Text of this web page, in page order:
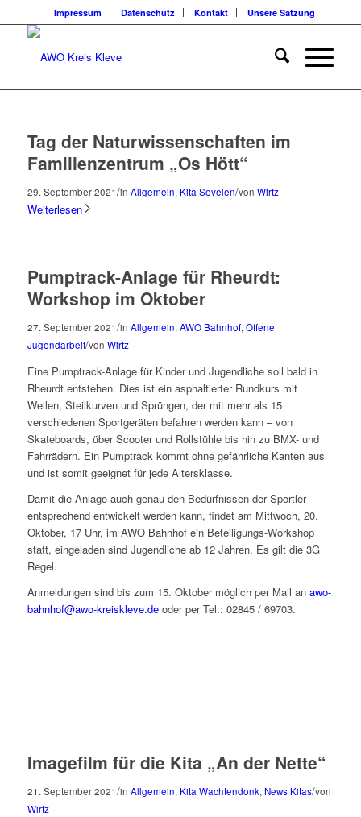
Impressum Datenschutz Kontakt Unsere Satzung
Tag der Naturwissenschaften im
Familienzentrum „Os Hött“
29. September 2021/in Allgemein, Kita Sevelen/von Wirtz
Weiterlesen
Pumptrack-Anlage für Rheurdt:
Workshop im Oktober
27. September 2021/in Allgemein, AWO Bahnhof, Offene
Jugendarbeit/von Wirtz
Eine Pumptrack-Anlage für Kinder und Jugendliche soll bald in
Rheurdt entstehen. Dies ist ein asphaltierter Rundkurs mit
Wellen, Steilkurven und Sprüngen, der mit mehr als 15
verschiedenen Sportgeräten befahren werden kann – von
Skateboards, über Scooter und Rollstühle bis hin zu BMX- und
Fahrrädern. Ein Pumptrack kommt ohne gefährliche Kanten aus
und ist somit geeignet für jede Altersklasse.
Damit die Anlage auch genau den Bedürfnissen der Sportler
entsprechend entwickelt werden kann, findet am Mittwoch, 20.
Oktober, 17 Uhr, im AWO Bahnhof ein Beteiligungs-Workshop
statt, eingeladen sind Jugendliche ab 12 Jahren. Es gilt die 3G
Regel.
Anmeldungen sind bis zum 15. Oktober möglich per Mail an awo-
bahnhof@awo-kreiskleve.deoder per Tel.: 02845 / 69703.
Imagefilm für die Kita „An der Nette“
21. September 2021/in Allgemein, Kita Wachtendonk,News Kitas/von
Wirtz